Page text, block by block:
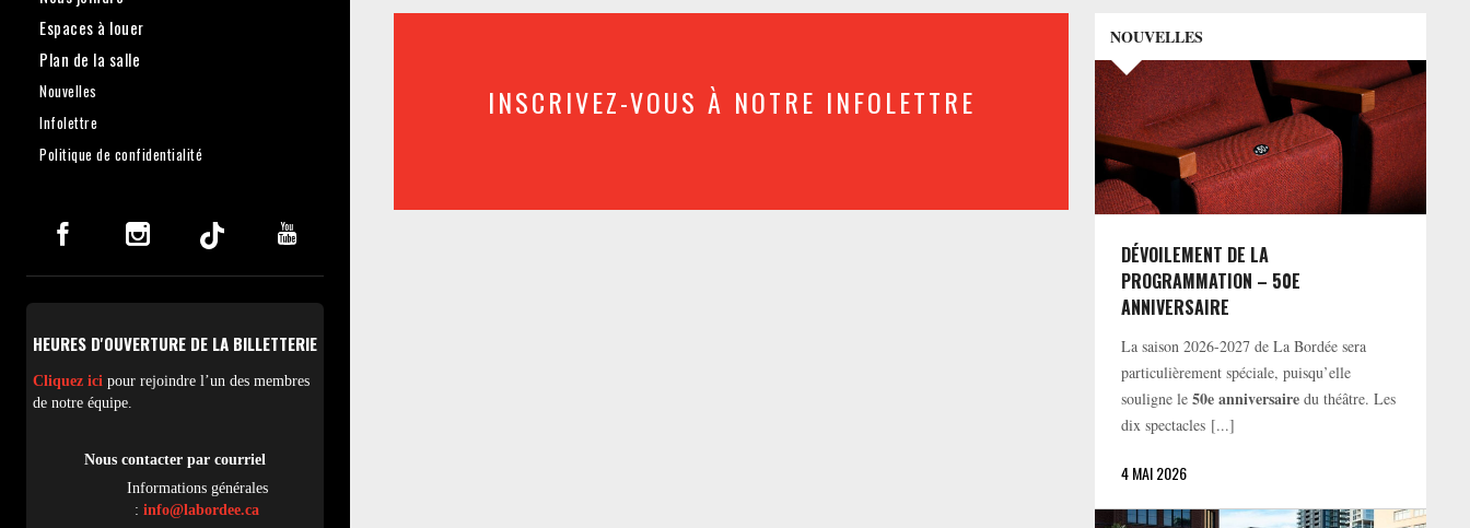
Espaces à louer
Plan de la salle
Nouvelles
Infolettre
Politique de confidentialité
HEURES D'OUVERTURE DE LA BILLETTERIE
Cliquez ici pour rejoindre l’un des membres
de notre équipe.
Nous contacter par courriel
Informations générales
: info@labordee.ca
INSCRIVEZ-VOUS À NOTRE INFOLETTRE
NOUVELLES
DÉVOILEMENT DE LA
PROGRAMMATION – 50E
ANNIVERSAIRE
La saison 2026-2027 de La Bordée sera
particulièrement spéciale, puisqu’elle
souligne le50e anniversaire du théâtre. Les
dix spectacles [...]
4 MAI 2026